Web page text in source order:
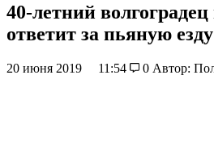
40-летний волгоградец
ответит за пьяную
20 июня 2019 11:54 0 Автор: